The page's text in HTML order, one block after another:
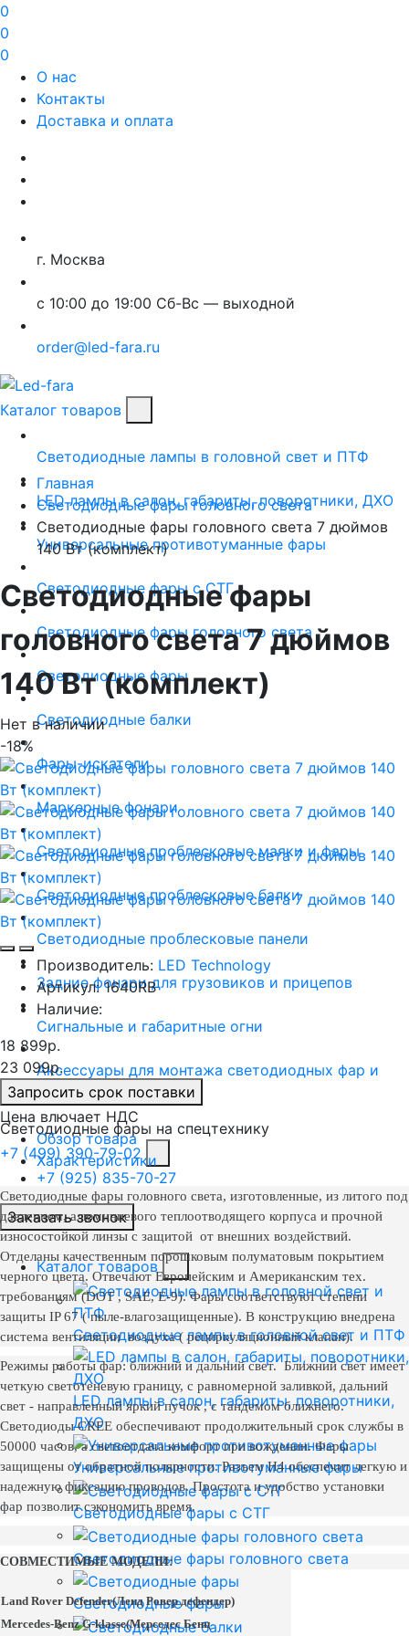
0
0
0
О нас
Контакты
Доставка и оплата
г. Москва
с 10:00 до 19:00 Сб-Вс — выходной
order@led-fara.ru
Каталог товаров
Светодиодные лампы в головной свет и ПТФ
LED лампы в салон, габариты, поворотники, ДХО
Универсальные противотуманные фары
Светодиодные фары с СТГ
Светодиодные фары головного света
Светодиодные фары
Светодиодные балки
Фары-искатели
Маркерные фонари
Светодиодные проблесковые маяки и фары
Светодиодные проблесковые балки
Светодиодные проблесковые панели
Задние фонари для грузовиков и прицепов
Сигнальные и габаритные огни
Аксессуары для монтажа светодиодных фар и
балок
Светодиодные фары на спецтехнику
+7 (499) 390-79-02
+7 (925) 835-70-27
Заказать звонок
Каталог товаров
Светодиодные лампы в головной свет и ПТФ
LED лампы в салон, габариты, поворотники,
ДХО
Универсальные противотуманные фары
Светодиодные фары с СТГ
Светодиодные фары головного света
Светодиодные фары
Главная
Светодиодные фары головного света
Светодиодные фары головного света 7 дюймов
140 Вт (комплект)
Светодиодные фары
головного света 7 дюймов
140 Вт (комплект)
Нет в наличии
-18%
Производитель: LED Technology
Артикул:1640RB
Наличие:
18 899р.
23 099р.
Запросить срок поставки
Цена влючает НДС
Обзор товара
Характеристики
Светодиодные фары головного света, изготовленные, из литого под
давлением, алюминиевого теплоотводящего корпуса и прочной
износостойкой линзы с защитой от внешних воздействий.
Отделаны качественным порошковым полуматовым покрытием
черного цвета. Отвечают Европейским и Американским тех.
требованиям (DOT , SAE, E-9). Фары соответствуют степени
защиты IP 67 ( пыле-влагозащищенные). В конструкцию внедрена
система вентиляции воздуха ( рециркуляционный клапан).
Режимы работы фар: ближний и дальний свет. Ближний свет имеет
четкую светотеневую границу, с равномерной заливкой, дальний
свет - направленный яркий пучок , с тандемом ближнего.
Светодиоды CREE обеспечивают продолжительный срок службы в
50000 часов, а светоотдача комфорт при вождении. Фары
защищены от обратной полярности. Разъем H4 обеспечит легкую и
надежную фиксацию проводов. Простота и удобство установки
фар позволит сэкономить время.
СОВМЕСТИМЫЕ МОДЕЛИ:
Land Rover Defender(Ленд Ровер дефендер)
Mercedes-Benz G-klasse(Мерседес Бенц